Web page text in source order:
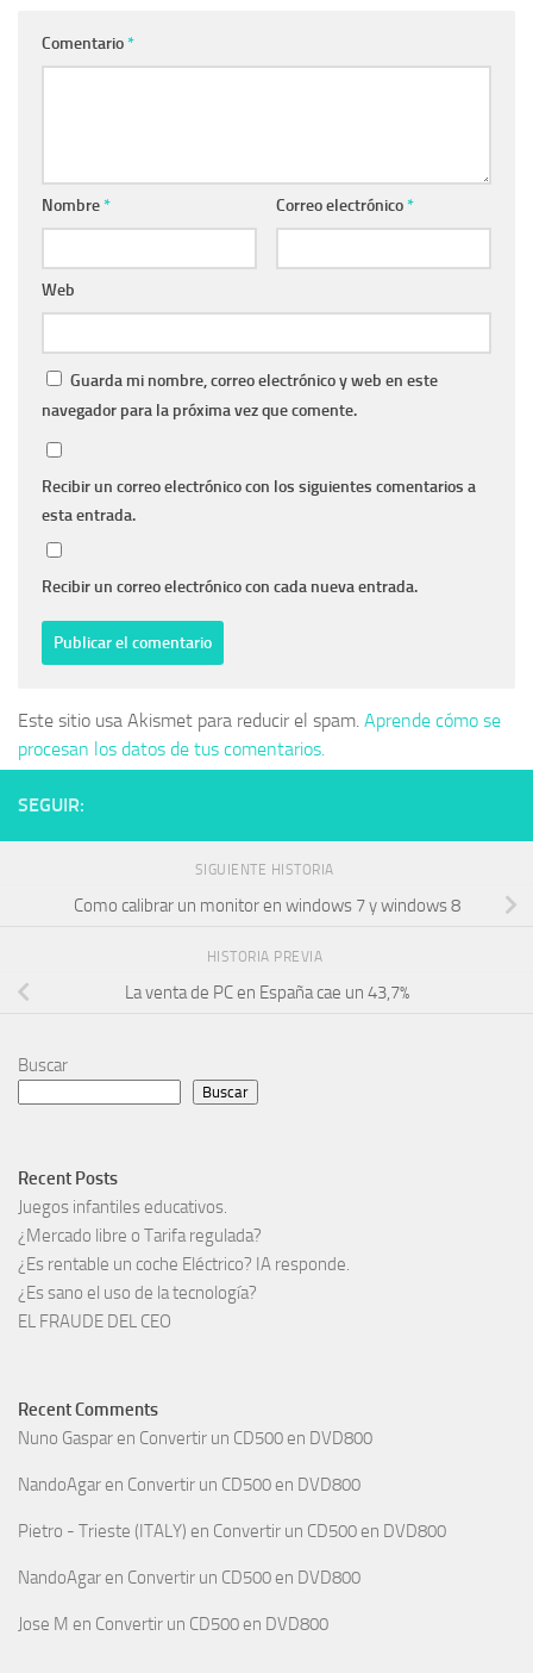
Comentario*
Nombre* Correo electrónico*
Web
Guarda mi nombre, correo electrónico y web en este
navegador para la próxima vez que comente.
Recibir un correo electrónico con los siguientes comentarios a
esta entrada.
Recibir un correo electrónico con cada nueva entrada.
Este sitio usa Akismet para reducir el spam. Aprende cómo se
procesan los datos de tus comentarios.
SEGUIR:
SIGUIENTE HISTORIA
Como calibrar un monitor en windows 7 y windows 8
HISTORIA PREVIA
La venta de PC en España cae un 43,7%
Buscar
Buscar
Recent Posts
Juegos infantiles educativos.
¿Mercado libre o Tarifa regulada?
¿Es rentable un coche Eléctrico? IA responde.
¿Es sano el uso de la tecnología?
EL FRAUDE DEL CEO
Recent Comments
Nuno Gaspar en Convertir un CD500 en DVD800
NandoAgar en Convertir un CD500 en DVD800
Pietro - Trieste (ITALY) en Convertir un CD500 en DVD800
NandoAgar en Convertir un CD500 en DVD800
Jose M en Convertir un CD500 en DVD800